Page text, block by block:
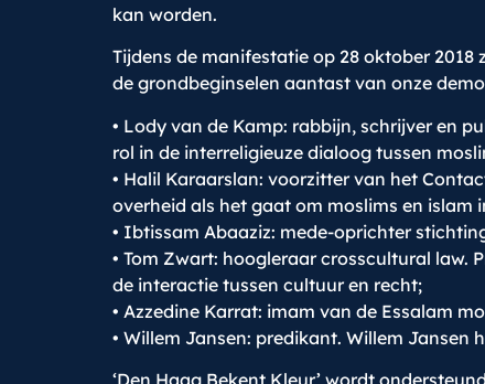
kan worden.
Tijdens de manifestatie op 28 oktober
de grondbeginselen aantast van onze
• Lody van de Kamp: rabbijn, schrijver en
rol in de interreligieuze dialoog tussen
• Halil Karaarslan: voorzitter van het
overheid als het gaat om moslims en islam
• Ibtissam Abaaziz: mede-oprichter
• Tom Zwart: hoogleraar crosscultural law.
de interactie tussen cultuur en recht;
• Azzedine Karrat: imam van de Essalam
• Willem Jansen: predikant. Willem
‘Den Haag Bekent Kleur’ wordt